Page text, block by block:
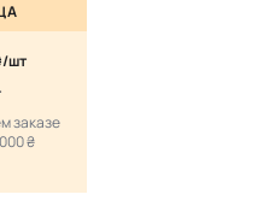
шт
заказе
₴